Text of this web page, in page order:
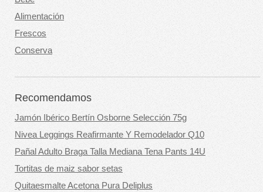
Alimentación
Frescos
Conserva
Recomendamos
Jamón Ibérico Bertín Osborne Selección 75g
Nivea Leggings Reafirmante Y Remodelador Q10
Pañal Adulto Braga Talla Mediana Tena Pants 14U
Tortitas de maiz sabor setas
Quitaesmalte Acetona Pura Deliplus